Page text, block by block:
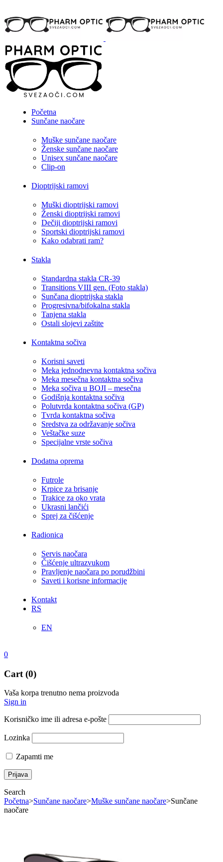
Početna
Sunčane naočare
Muške sunčane naočare
Ženske sunčane naočare
Unisex sunčane naočare
Clip-on
Dioptrijski ramovi
Muški dioptrijski ramovi
Ženski dioptrijski ramovi
Dečiji dioptrijski ramovi
Sportski dioptrijski ramovi
Kako odabrati ram?
Stakla
Standardna stakla CR-39
Transitions VIII gen. (Foto stakla)
Sunčana dioptrijska stakla
Progresivna/bifokalna stakla
Tanjena stakla
Ostali slojevi zaštite
Kontaktna sočiva
Korisni saveti
Meka jednodnevna kontaktna sočiva
Meka mesečna kontaktna sočiva
Meka sočiva u BOJI – mesečna
Godišnja kontaktna sočiva
Polutvrda kontaktna sočiva (GP)
Tvrda kontaktna sočiva
Sredstva za održavanje sočiva
Veštačke suze
Specijalne vrste sočiva
Dodatna oprema
Futrole
Krpice za brisanje
Trakice za oko vrata
Ukrasni lančići
Sprej za čišćenje
Radionica
Servis naočara
Čišćenje ultrazvukom
Pravljenje naočara po porudžbini
Saveti i korisne informacije
Kontakt
RS
EN
0
Cart (0)
Vaša korpa trenutno nema proizvoda
Sign in
Korisničko ime ili adresa e-pošte
Lozinka
Zapamti me
Search
Početna>Sunčane naočare>Muške sunčane naočare>Sunčane
naočare